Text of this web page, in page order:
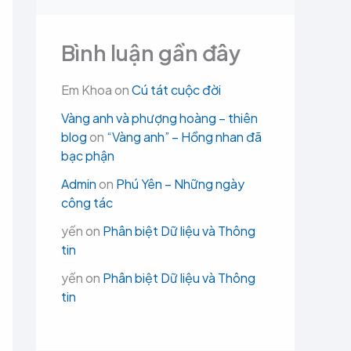
Bình luận gần đây
Em KhoaonCú tát cuộc đời
Vàng anh và phượng hoàng – thiên
blogon “Vàng anh” – Hồng nhan đã
bạc phận
Adminon Phú Yên – Những ngày
công tác
yếnon Phân biệt Dữ liệu và Thông
tin
yếnon Phân biệt Dữ liệu và Thông
tin